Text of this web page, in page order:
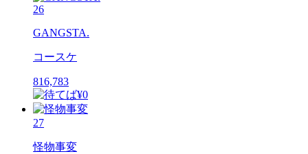
26
GANGSTA.
コースケ
816,783
27
怪物事変